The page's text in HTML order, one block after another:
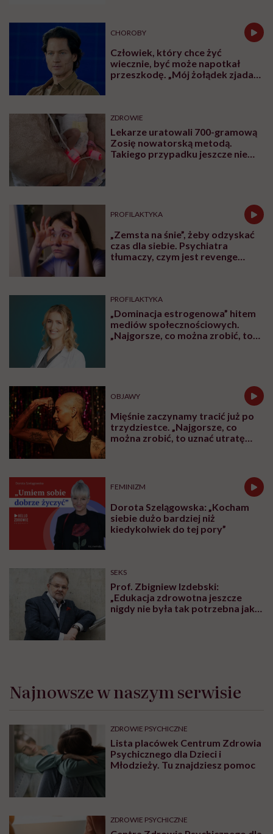
CHOROBY
Człowiek, który chce żyć
wiecznie, być może napotkał
przeszkodę. „Mój żołądek zjada
ZDROWIE
Lekarze uratowali 700-gramową
Zosię nowatorską metodą.
Takiego przypadku jeszcze nie
PROFILAKTYKA
„Zemsta na śnie”, żeby odzyskać
czas dla siebie. Psychiatra
tłumaczy, czym jest revenge
PROFILAKTYKA
„Dominacja estrogenowa” hitem
mediów społecznościowych.
„Najgorsze, co można zrobić, to
OBJAWY
Mięśnie zaczynamy tracić już po
trzydziestce. „Najgorsze, co
można zrobić, to uznać utratę
FEMINIZM
Dorota Szelągowska: „Kocham
siebie dużo bardziej niż
kiedykolwiek do tej pory”
SEKS
Prof. Zbigniew Izdebski:
„Edukacja zdrowotna jeszcze
nigdy nie była tak potrzebna jak
Najnowsze w naszym serwisie
ZDROWIE PSYCHICZNE
Lista placówek Centrum Zdrowia
Psychicznego dla Dzieci i
Młodzieży. Tu znajdziesz pomoc
ZDROWIE PSYCHICZNE